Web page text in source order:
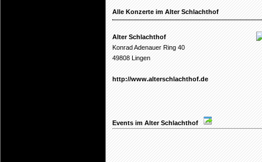
Alle Konzerte im Alter Schlachthof
Alter Schlachthof
Konrad Adenauer Ring 40
49808 Lingen
http://www.alterschlachthof.de
Events im Alter Schlachthof